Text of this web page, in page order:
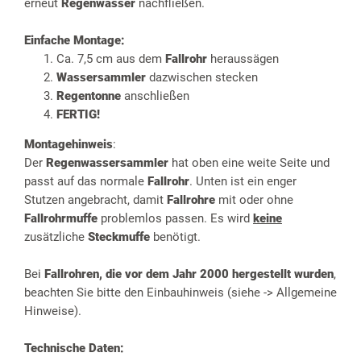
erneut Regenwasser nachfließen.
Einfache Montage:
Ca. 7,5 cm aus dem Fallrohr heraussägen
Wassersammler dazwischen stecken
Regentonne anschließen
FERTIG!
Montagehinweis:
Der Regenwassersammler hat oben eine weite Seite und
passt auf das normale Fallrohr. Unten ist ein enger
Stutzen angebracht, damit Fallrohre mit oder ohne
Fallrohrmuffe problemlos passen. Es wird keine
zusätzliche Steckmuffe benötigt.
Bei Fallrohren, die vor dem Jahr 2000 hergestellt wurden,
beachten Sie bitte den Einbauhinweis (siehe -> Allgemeine
Hinweise).
Technische Daten: